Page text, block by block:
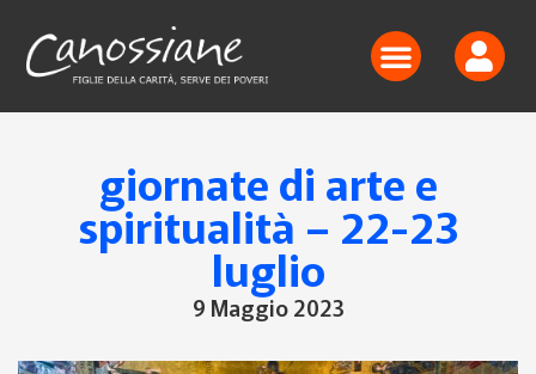
giornate di arte e
spiritualità – 22-23
luglio
9 Maggio 2023